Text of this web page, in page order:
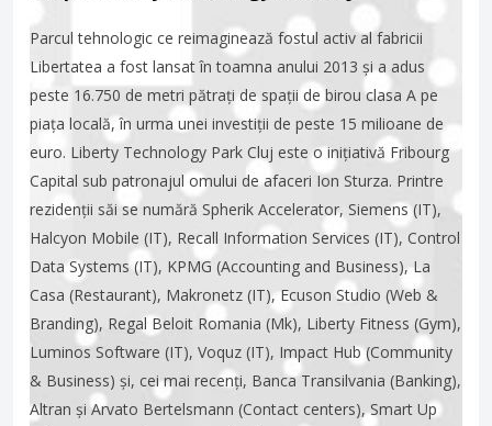
Parcul tehnologic ce reimaginează fostul activ al fabricii
Libertatea a fost lansat în toamna anului 2013 și a adus
peste 16.750 de metri pătrați de spații de birou clasa A pe
piața locală, în urma unei investiții de peste 15 milioane de
euro. Liberty Technology Park Cluj este o inițiativă Fribourg
Capital sub patronajul omului de afaceri Ion Sturza. Printre
rezidenții săi se numără Spherik Accelerator, Siemens (IT),
Halcyon Mobile (IT), Recall Information Services (IT), Control
Data Systems (IT), KPMG (Accounting and Business), La
Casa (Restaurant), Makronetz (IT), Ecuson Studio (Web &
Branding), Regal Beloit Romania (Mk), Liberty Fitness (Gym),
Luminos Software (IT), Voquz (IT), Impact Hub (Community
& Business) și, cei mai recenți, Banca Transilvania (Banking),
Altran și Arvato Bertelsmann (Contact centers), Smart Up